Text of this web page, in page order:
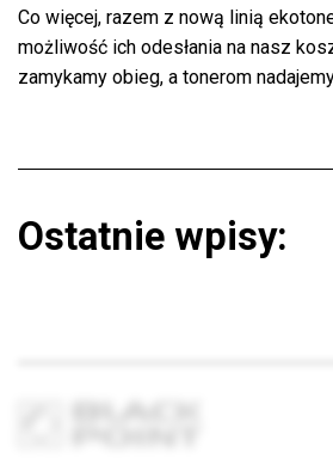
Co więcej, razem z nową linią
możliwość ich odesłania na nasz
zamykamy obieg, a tonerom
Ostatnie wpisy: